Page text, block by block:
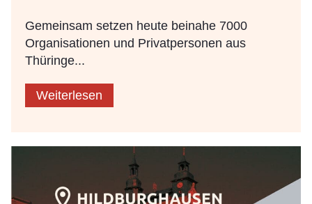
Gemeinsam setzen heute beinahe 7000
Organisationen und Privatpersonen aus
Thüringe...
Weiterlesen